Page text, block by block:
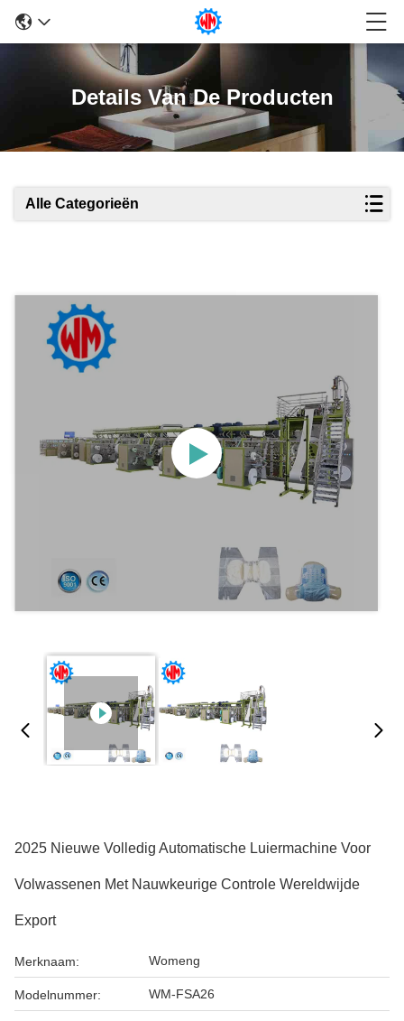
Details Van De Producten
Alle Categorieën
2025 Nieuwe Volledig Automatische Luiermachine Voor
Volwassenen Met Nauwkeurige Controle Wereldwijde
Export
Merknaam: Womeng
Modelnummer: WM-FSA26